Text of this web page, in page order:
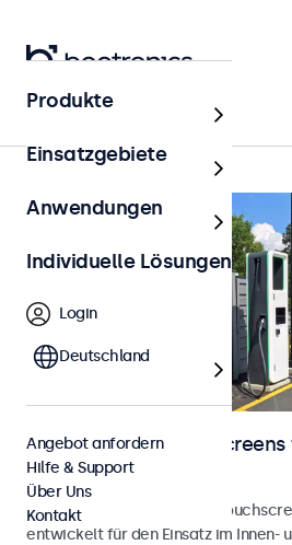
Startseite
Monitore und Touchscreens
Außenbereich
Wetterfeste Monitore und
entwickelt für den Einsatz im Innen-
Produkte
Einsatzgebiete
Anwendungen
Individuelle Lösungen
Login
Deutschland
Angebot anfordern
Hilfe & Support
Über Uns
Kontakt